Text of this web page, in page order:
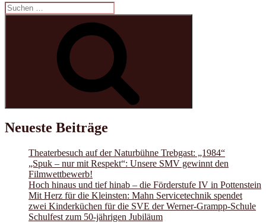
Suchen
nach:
Neueste Beiträge
Theaterbesuch auf der Naturbühne Trebgast: „1984“
„Spuk – nur mit Respekt“: Unsere SMV gewinnt den
Filmwettbewerb!
Hoch hinaus und tief hinab – die Förderstufe IV in Pottenstein
Mit Herz für die Kleinsten: Mahn Servicetechnik spendet
zwei Kinderküchen für die SVE der Werner-Grampp-Schule
Schulfest zum 50-jährigen Jubiläum